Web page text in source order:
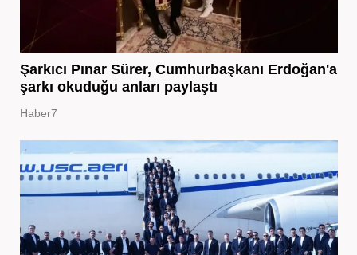
Şarkıcı Pınar Sürer, Cumhurbaşkanı Erdoğan'a
şarkı okuduğu anları paylaştı
Haber7